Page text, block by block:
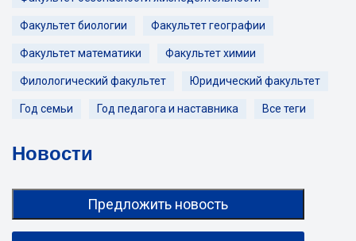
Факультет биологии Факультет географии
Факультет математики Факультет химии
Филологический факультет Юридический факультет
Год семьи Год педагога и наставника Все теги
Новости
Предложить новость